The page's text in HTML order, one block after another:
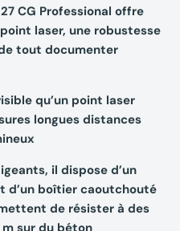
CG Professional offre
laser, une robustesse
tout documenter
qu’un point laser
longues distances
il dispose d’un
d’un boîtier caoutchouté
de résister à des